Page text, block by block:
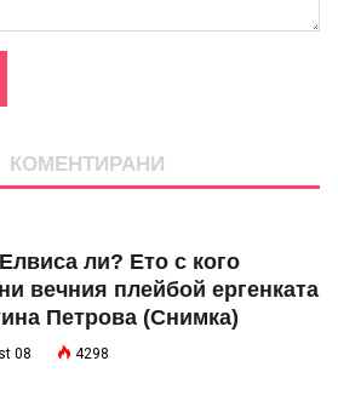
КОМЕНТИРАНИ
ли? Ето с кого
вечния плейбой ергенката
Петрова (Снимка)
08 4298